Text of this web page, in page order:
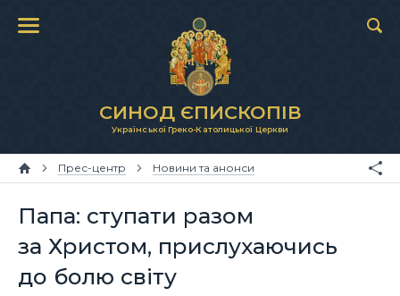
СИНОД ЄПИСКОПІВ
Української Греко-Католицької Церкви
Прес-центр Новини та анонси
Папа: ступати разом
за Христом, прислухаючись
до болю світу